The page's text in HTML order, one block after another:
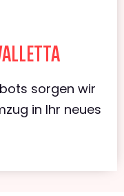
sorgen wir
in Ihr neues